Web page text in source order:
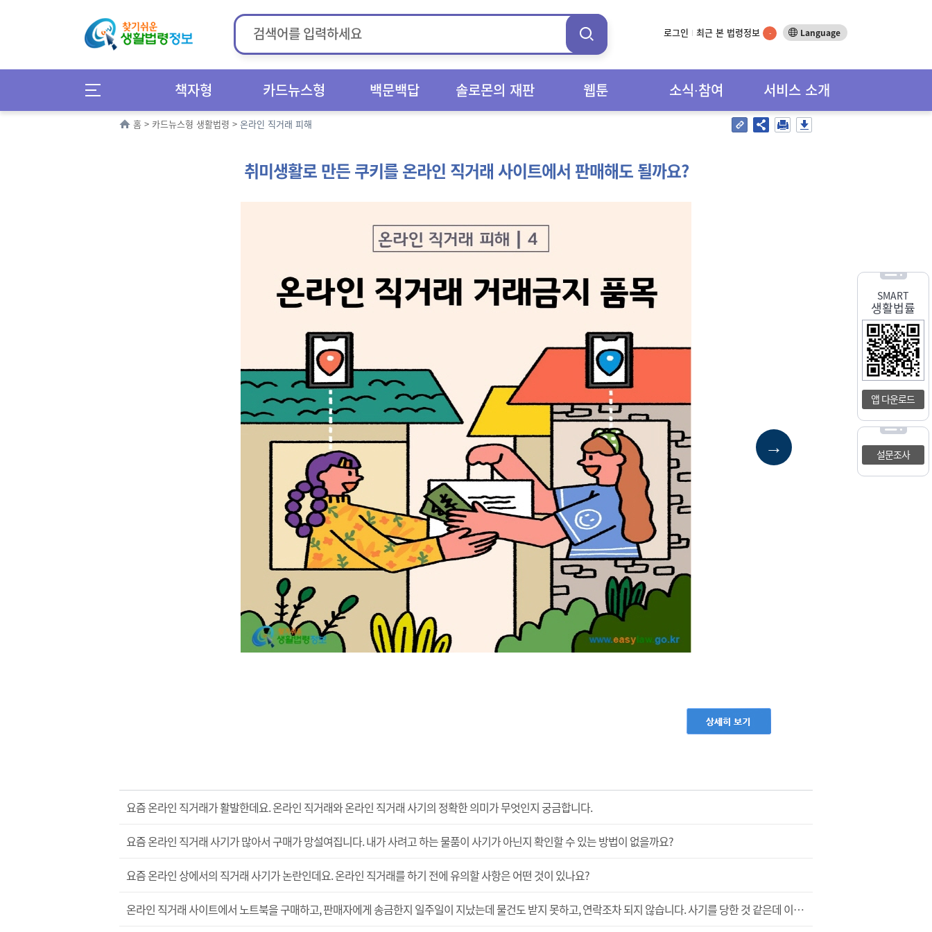
로그인 최근 본 법령정보 - Language
책자형 카드뉴스형 백문백답 솔로몬의 재판 웹툰 소식∙참여 서비스 소개
SMART
생활법률
앱 다운로드
설문조사
홈 > 카드뉴스형 생활법령 > 온라인 직거래 피해
취미생활로 만든 쿠키를 온라인 직거래 사이트에서 판매해도 될까요?
→
요즘 온라인 직거래가 활발한데요. 온라인 직거래와 온라인 직거래 사기의 정확한 의미가 무엇인지 궁금합니다.
요즘 온라인 직거래 사기가 많아서 구매가 망설여집니다. 내가 사려고 하는 물품이 사기가 아닌지 확인할 수 있는 방법이 없을까요?
요즘 온라인 상에서의 직거래 사기가 논란인데요. 온라인 직거래를 하기 전에 유의할 사항은 어떤 것이 있나요?
온라인 직거래 사이트에서 노트북을 구매하고, 판매자에게 송금한지 일주일이 지났는데 물건도 받지 못하고, 연락조차 되지 않습니다. 사기를 당한 것 같은데 이런 경우에는 어떻게 해야 하나요?